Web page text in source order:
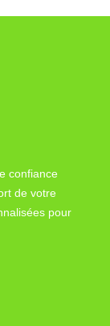
confiance
de votre
pour